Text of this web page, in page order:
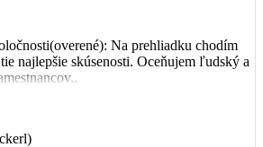
Na prehliadku chodím
najlepšie skúsenosti. Oceňujem ľudský a